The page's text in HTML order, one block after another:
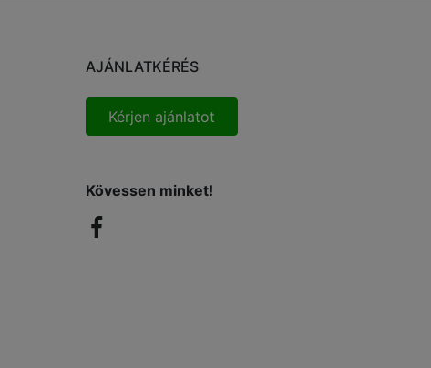
AJÁNLATKÉRÉS
Kérjen ajánlatot
Kövessen minket!